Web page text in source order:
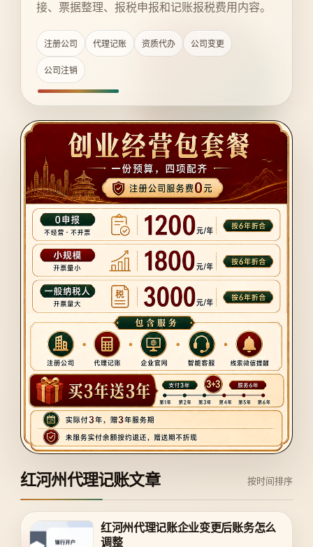
接、票据整理、报税申报和记账报税费用内容。
注册公司 代理记账 资质代办 公司变更
公司注销
红河州代理记账文章 按时间排序
红河州代理记账企业变更后账务怎么
调整